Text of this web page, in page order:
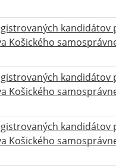
kandidátov
Košického
kandidátov
Košického
kandidátov
Košického